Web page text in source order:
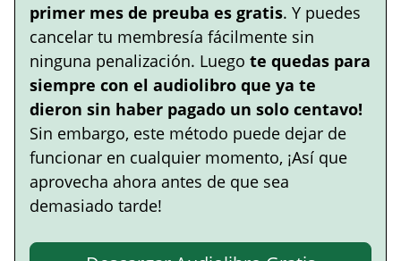
primer mes de preuba es gratis. Y puedes
cancelar tu membresía fácilmente sin
ninguna penalización. Luego te quedas para
siempre con el audiolibro que ya te
dieron sin haber pagado un solo centavo!
Sin embargo, este método puede dejar de
funcionar en cualquier momento, ¡Así que
aprovecha ahora antes de que sea
demasiado tarde!